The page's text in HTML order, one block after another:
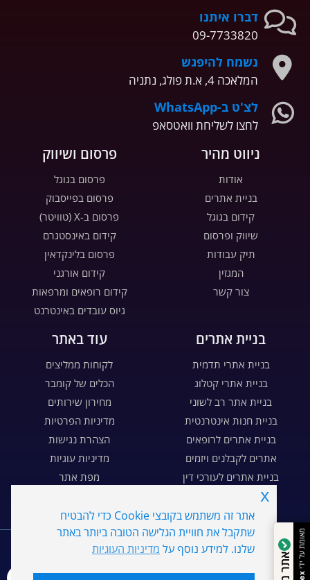
דברו איתנו
09-7733820
נשמח להיפגש
המלאכה 4, א.ת פולג, נתניה
לצ'ט ב-WhatsApp
לחצו לשליחת וואטסאפ
ניווט מהיר
אודות
בניית אתרים
קידום בגוגל
שיווק ופרסום
תיק עבודות
המגזין
צור קשר
פרסום ושיווק
פרסום בגוגל
פרסום בפייסבוק
פרסום ב-X (טוויטר)
קידום באינסטגרם
פרסום בלינקדאין
קידום אורגני
קידום רופאים ומרפאות
גיוס עובדים באינטרנט
בניית אתרים
בניית אתרי תדמית
בניית אתרי קטלוג
בניית אתר רב לשוני
בניית חנות אינטרנטית
בניית אתרים לרופאים
אתרים לקבלנים ויזמים
בניית אתרים לעורכי דין
בניית דפי נחיתה
עוד באתר
לקוחות ממליצים
הכלים של קומבר
מחירון שירותים
מדיניות הפרטיות
הצהרת נגישות
מדיניות עוגיות
מפת אתר
WE MARKETING מאומת על ידי
אתר זה משתמש בקובצי Cookie כדי להבטיח
שתקבל את חוויית הגלישה הטובה ביותר באתר
שלנו. למידע נוסף על מדיניות העוגיות
x